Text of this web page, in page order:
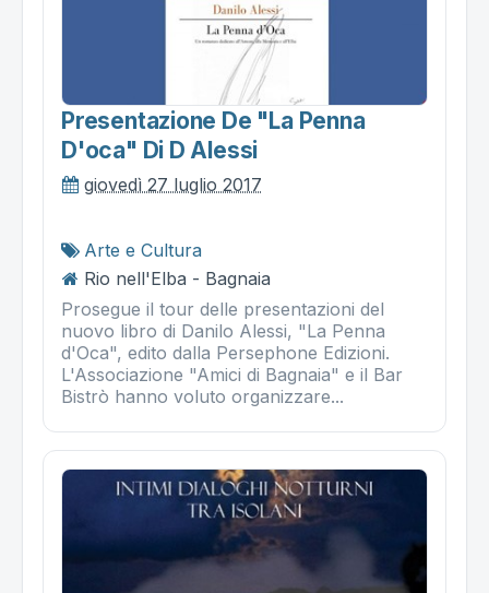
Presentazione De "la Penna
D'oca" Di D Alessi
giovedì 27 luglio 2017
Arte e Cultura
Rio nell'Elba - Bagnaia
Prosegue il tour delle presentazioni del
nuovo libro di Danilo Alessi, "La Penna
d'Oca", edito dalla Persephone Edizioni.
L'Associazione "Amici di Bagnaia" e il Bar
Bistrò hanno voluto organizzare...